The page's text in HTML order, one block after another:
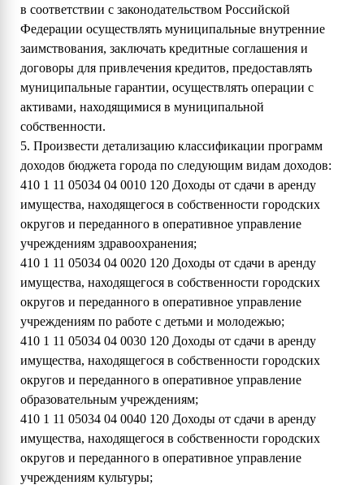
в соответствии с законодательством Российской
Федерации осуществлять муниципальные внутренние
заимствования, заключать кредитные соглашения и
договоры для привлечения кредитов, предоставлять
муниципальные гарантии, осуществлять операции с
активами, находящимися в муниципальной
собственности.
5. Произвести детализацию классификации программ
доходов бюджета города по следующим видам доходов:
410 1 11 05034 04 0010 120 Доходы от сдачи в аренду
имущества, находящегося в собственности городских
округов и переданного в оперативное управление
учреждениям здравоохранения;
410 1 11 05034 04 0020 120 Доходы от сдачи в аренду
имущества, находящегося в собственности городских
округов и переданного в оперативное управление
учреждениям по работе с детьми и молодежью;
410 1 11 05034 04 0030 120 Доходы от сдачи в аренду
имущества, находящегося в собственности городских
округов и переданного в оперативное управление
образовательным учреждениям;
410 1 11 05034 04 0040 120 Доходы от сдачи в аренду
имущества, находящегося в собственности городских
округов и переданного в оперативное управление
учреждениям культуры;